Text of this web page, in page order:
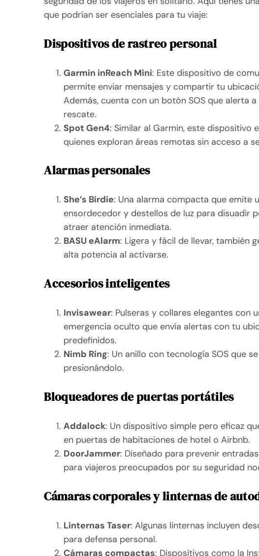
que podrían ser esenciales para tu viaje:
Dispositivos de rastreo personal
Garmin inReach Mini: Este dispositivo de
permite enviar mensajes y compartir tu
Además, cuenta con un botón SOS que alerta
rescate.
Spot Gen4: Similar al Garmin, este dispositivo
quienes exploran áreas remotas sin acceso a
Alarmas personales
She’s Birdie: Una alarma compacta que emite
ensordecedor y destellos de luz para disuadir
atraer atención inmediata.
BASU eAlarm: Ligera y fácil de llevar, también
alta potencia al activarse.
Accesorios inteligentes
Invisawear: Pulseras y collares elegantes con
emergencia oculto que envía alertas con tu
predefinidos.
Nimb Ring: Un anillo con tecnología SOS que
presionándolo.
Bloqueadores de puertas portátiles
Addalock: Un dispositivo simple pero eficaz
en puertas de habitaciones de hotel o Airbnb.
DoorJammer: Diseñado para prevenir
para viajeros preocupados por su seguridad
Cámaras corporales y linternas de
Linternas Taser: Algunas linternas incluyen
para defensa personal.
Cámaras compactas: Dispositivos como la